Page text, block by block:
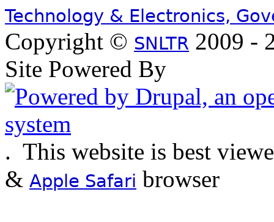
Technology & Electronics,
Copyright © SNLTR 2009 -
Site Powered By
. This website is best
& Apple Safari browser